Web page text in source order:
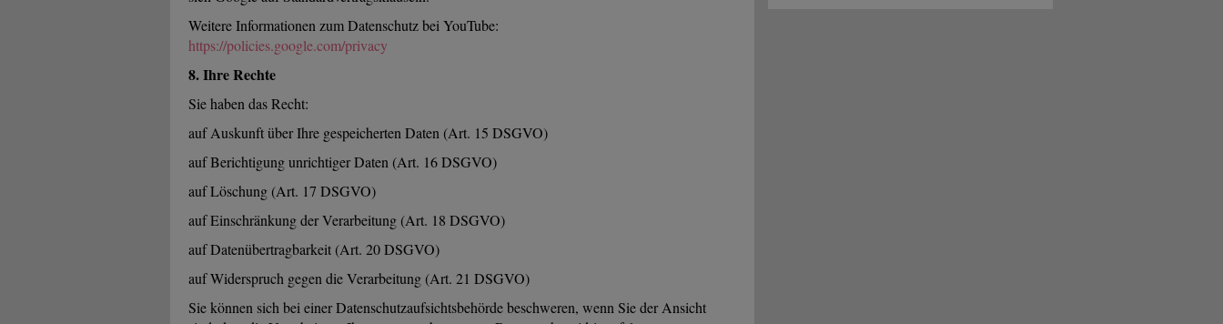
Weitere Informationen zum Datenschutz bei YouTube:
https://policies.google.com/privacy
8. Ihre Rechte
Sie haben das Recht:
auf Auskunft über Ihre gespeicherten Daten (Art. 15 DSGVO)
auf Berichtigung unrichtiger Daten (Art. 16 DSGVO)
auf Löschung (Art. 17 DSGVO)
auf Einschränkung der Verarbeitung (Art. 18 DSGVO)
auf Datenübertragbarkeit (Art. 20 DSGVO)
auf Widerspruch gegen die Verarbeitung (Art. 21 DSGVO)
Sie können sich bei einer Datenschutzaufsichtsbehörde beschweren, wenn Sie der Ansicht